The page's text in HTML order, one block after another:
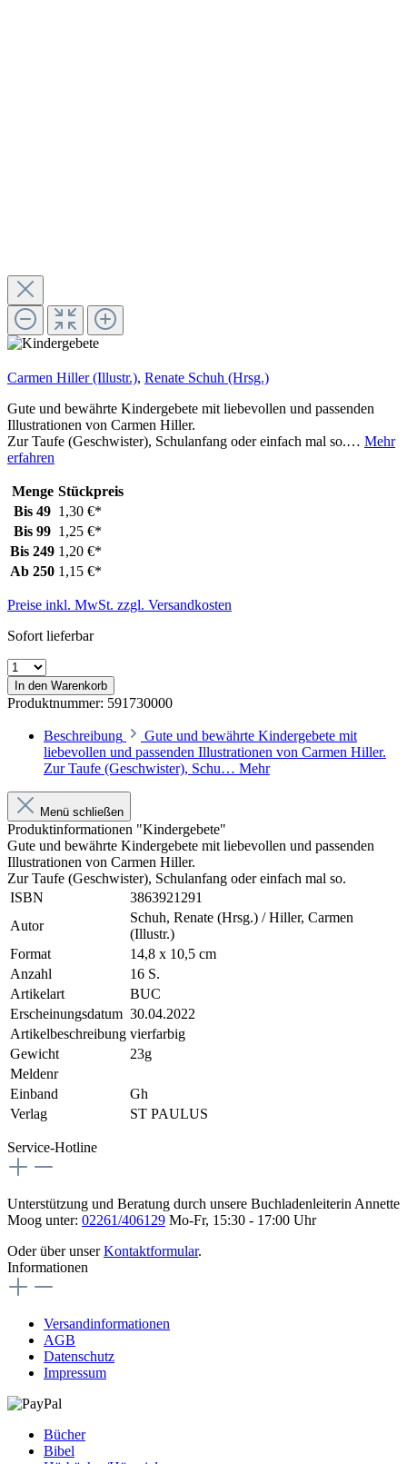
Carmen Hiller (Illustr.), Renate Schuh (Hrsg.)
Gute und bewährte Kindergebete mit liebevollen und passenden
Illustrationen von Carmen Hiller.
Zur Taufe (Geschwister), Schulanfang oder einfach mal so.… Mehr
erfahren
Menge Stückpreis
Bis 49 1,30 €*
Bis 99 1,25 €*
Bis 249 1,20 €*
Ab 250 1,15 €*
Preise inkl. MwSt. zzgl. Versandkosten
Sofort lieferbar
In den Warenkorb
Produktnummer: 591730000
Beschreibung
Gute und bewährte Kindergebete mit
liebevollen und passenden Illustrationen von Carmen Hiller.
Zur Taufe (Geschwister), Schu… Mehr
Menü schließen
Produktinformationen "Kindergebete"
Gute und bewährte Kindergebete mit liebevollen und passenden
Illustrationen von Carmen Hiller.
Zur Taufe (Geschwister), Schulanfang oder einfach mal so.
ISBN
3863921291
Autor
Schuh, Renate (Hrsg.) / Hiller, Carmen
(Illustr.)
Format
14,8 x 10,5 cm
Anzahl
16 S.
Artikelart
BUC
Erscheinungsdatum 30.04.2022
Artikelbeschreibung vierfarbig
Gewicht
23g
Meldenr
Einband
Gh
Verlag
ST PAULUS
Service-Hotline
Unterstützung und Beratung durch unsere Buchladenleiterin Annette
Moog unter: 02261/406129 Mo-Fr, 15:30 - 17:00 Uhr
Oder über unserKontaktformular.
Informationen
Versandinformationen
AGB
Datenschutz
Impressum
Bücher
Bibel